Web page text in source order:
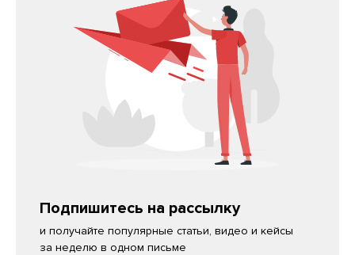
Подпишитесь на рассылку
и получайте популярные статьи, видео и кейсы
за неделю в одном письме